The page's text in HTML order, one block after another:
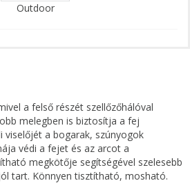
Outdoor
a felső részét szellőzőhálóval
melegben is biztosítja a fej
viselőjét a bogarak, szúnyogok
védi a fejet és az arcot a
megkötője segítségével szelesebb
tart. Könnyen tisztítható, mosható.